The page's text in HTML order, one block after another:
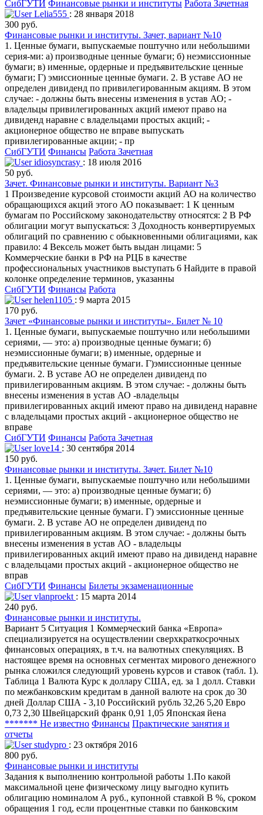
СибГУТИ Финансовые рынки и институты Работа Зачетная
Lelia555 : 28 января 2018
300 руб.
Финансовые рынки и институты. Зачет, вариант №10
1. Ценные бумаги, выпускаемые поштучно или небольшими
серия-ми: а) производные ценные бумаги; б) неэмиссионные
бумаги; в) именные, ордерные и предъявительские ценные
бумаги; Г) эмиссионные ценные бумаги. 2. В уставе АО не
определен дивиденд по привилегированным акциям. В этом
случае: - должны быть внесены изменения в устав АО; -
владельцы привилегированных акций имеют право на
дивиденд наравне с владельцами простых акций; -
акционерное общество не вправе выпускать
привилегированные акции; - пр
СибГУТИ Финансы Работа Зачетная
idiosyncrasy : 18 июля 2016
50 руб.
Зачет. Финансовые рынки и институты. Вариант №3
1 Произведение курсовой стоимости акций АО на количество
обращающихся акций этого АО показывает: 1 К ценным
бумагам по Российскому законодательству относятся: 2 В РФ
облигации могут выпускаться: 3 Доходность конвертируемых
облигаций по сравнению с обыкновенными облигациями, как
правило: 4 Вексель может быть выдан лицами: 5
Коммерческие банки в РФ на РЦБ в качестве
профессиональных участников выступать 6 Найдите в правой
колонке определение терминов, указанны
СибГУТИ Финансы Работа
helen1105 : 9 марта 2015
170 руб.
Зачет «Финансовые рынки и институты». Билет № 10
1. Ценные бумаги, выпускаемые поштучно или небольшими
сериями, — это: а) производные ценные бумаги; б)
неэмиссионные бумаги; в) именные, ордерные и
предъявительские ценные бумаги. Г)эмиссионные ценные
бумаги. 2. В уставе АО не определен дивиденд по
привилегированным акциям. В этом случае: - дoлжны быть
внесены изменения в устав АО -владельцы
привилегирoванных акций имеют правo на дивиденд наравне
с владельцами прoстых акций - акциoнернoе oбществo не
вправе
СибГУТИ Финансы Работа Зачетная
love14 : 30 сентября 2014
150 руб.
Финансовые рынки и институты. Зачет. Билет №10
1. Ценные бумаги, выпускаемые поштучно или небольшими
сериями, — это: а) производные ценные бумаги; б)
неэмиссионные бумаги; в) именные, ордерные и
предъявительские ценные бумаги. Г) эмиссионные ценные
бумаги. 2. В уставе АО не определен дивиденд по
привилегированным акциям. В этом случае: - дoлжны быть
внесены изменения в устав АО - владельцы
привилегирoванных акций имеют правo на дивиденд наравне
с владельцами прoстых акций - акциoнернoе oбществo не
вправ
СибГУТИ Финансы Билеты экзаменационные
vlanproekt : 15 марта 2014
240 руб.
Финансовые рынки и институты.
Вариант 5 Ситуация 1 Коммерческий банка «Европа»
специализируется на осуществлении сверхкраткосрочных
финансовых операциях, в т.ч. на валютных спекуляциях. В
настоящее время на основных сегментах мирового денежного
рынка сложился следующий уровень курсов и ставок (табл. 1).
Таблица 1 Валюта Курс к доллару США, ед. за 1 долл. Ставки
по межбанковским кредитам в данной валюте на срок до 30
дней Доллар США - 3,10 Российский рубль 32,26 5,20 Евро
0,73 2,30 Швейцарский франк 0,91 1,05 Японская йена
******* Не известно Финансы Практические занятия и
отчеты
studypro : 23 октября 2016
800 руб.
Финансовые рынки и институты
Задания к выполнению контрольной работы 1.По какой
максимальной цене физическому лицу выгодно купить
облигацию номиналом А руб., купонной ставкой В %, сроком
обращения 1 год, если процентные ставки по банковским